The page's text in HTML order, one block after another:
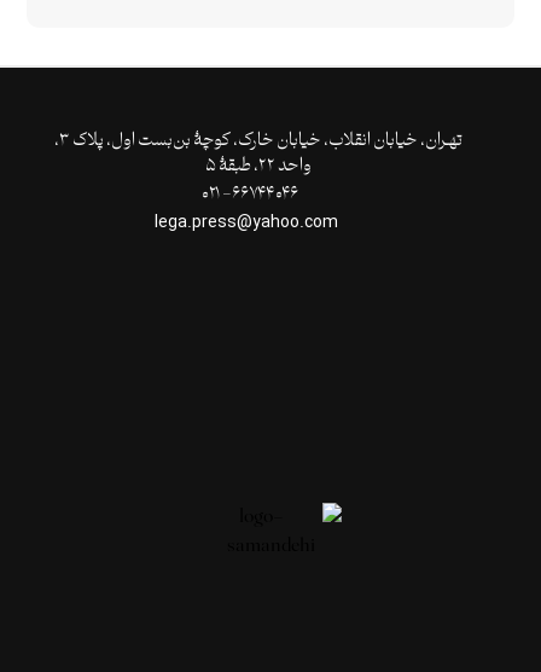
تهـران،‌ خیابان انقلاب، خیابان خارک، کوچۀ بن‌بست اول، پلاک ۳،
واحد ۲۲، طبقۀ ۵